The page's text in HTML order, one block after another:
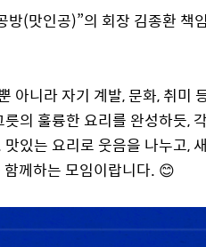
방(맛인공)”의 회장 김종환 책
아니라 자기 계발, 문화, 취미
의 훌륭한 요리를 완성하듯,
있는 요리로 웃음을 나누고,
께하는 모임이랍니다. 😊